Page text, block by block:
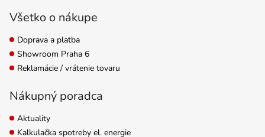
Všetko o nákupe
Doprava a platba
Showroom Praha 6
Reklamácie / vrátenie tovaru
Nákupný poradca
Aktuality
Kalkulačka spotreby el. energie